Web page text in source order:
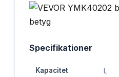
Specifikationer
Kapacitet L